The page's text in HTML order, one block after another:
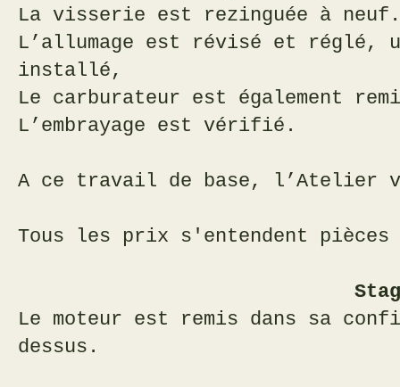
La visserie est rezinguée à neuf.
L’allumage est révisé et réglé,
installé,
Le carburateur est également
L’embrayage est vérifié.
A ce travail de base, l’Atelier
Tous les prix s'entendent pièces
Stage
Le moteur est remis dans sa
dessus.